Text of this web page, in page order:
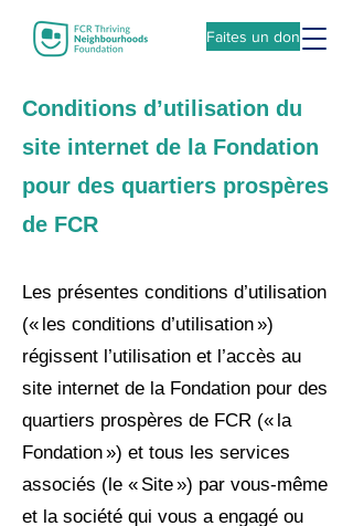
Faites un don
Conditions d’utilisation du
site internet de la Fondation
pour des quartiers prospères
de FCR
Les présentes conditions d’utilisation
(« les conditions d’utilisation »)
régissent l’utilisation et l’accès au
site internet de la Fondation pour des
quartiers prospères de FCR (« la
Fondation ») et tous les services
associés (le « Site ») par vous-même
et la société qui vous a engagé ou